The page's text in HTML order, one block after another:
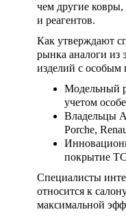
чем другие
и реагентов.
Как утверждают
рынка аналоги из
изделий с особым
Модельный
учетом
Владельцы
Porche,
покрытие
Специалисты
относится к
максимальной